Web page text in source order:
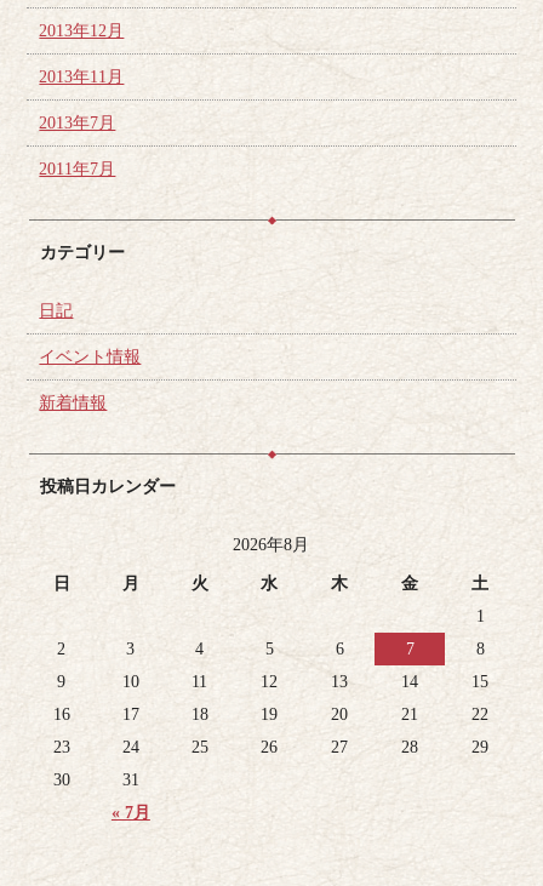
2013年12月
2013年11月
2013年7月
2011年7月
カテゴリー
日記
イベント情報
新着情報
投稿日カレンダー
2026年8月
日 月 火 水 木 金 土
« 7月
1
2
3 4 5 6 7
8
9
10 11 12 13 14
15
16
17 18 19 20 21
22
23
24 25 26 27 28
29
30
31